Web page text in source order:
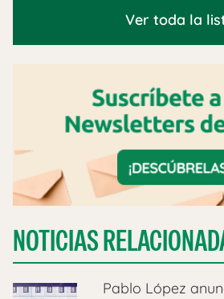
Ver toda la
NOTICIAS
Pablo López